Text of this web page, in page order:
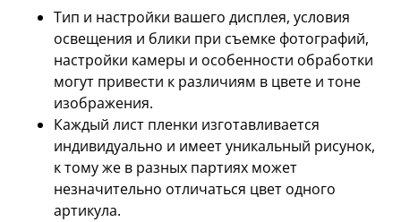
Тип и настройки вашего дисплея, условия
освещения и блики при съемке фотографий,
настройки камеры и особенности обработки
могут привести к различиям в цвете и тоне
изображения.
Каждый лист пленки изготавливается
индивидуально и имеет уникальный рисунок,
к тому же в разных партиях может
незначительно отличаться цвет одного
артикула.